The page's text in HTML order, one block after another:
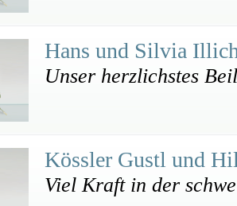
Hans und Silvia
Unser herzlichstes
Kössler Gustl und
Viel Kraft in der